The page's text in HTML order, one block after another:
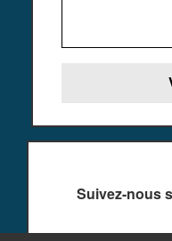
Suivez-nous